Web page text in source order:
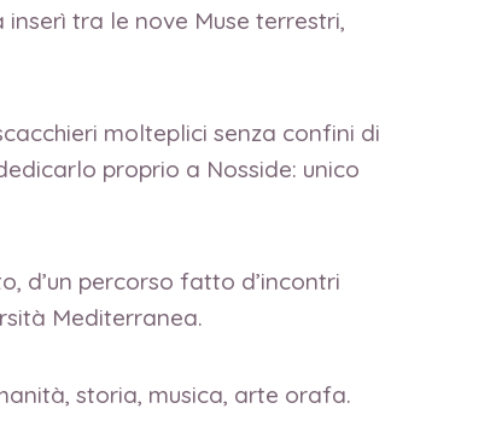
tra le nove Muse terrestri,
molteplici senza confini di
proprio a Nosside: unico
d’un percorso fatto d’incontri
Mediterranea.
storia, musica, arte orafa.